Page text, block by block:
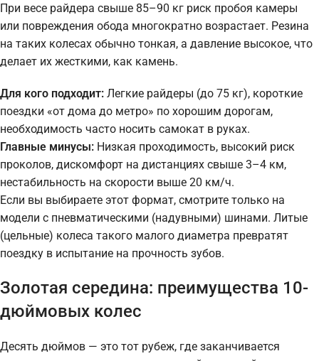
При весе райдера свыше 85–90 кг риск пробоя камеры
или повреждения обода многократно возрастает. Резина
на таких колесах обычно тонкая, а давление высокое, что
делает их жесткими, как камень.
Для кого подходит: Легкие райдеры (до 75 кг), короткие
поездки «от дома до метро» по хорошим дорогам,
необходимость часто носить самокат в руках.
Главные минусы: Низкая проходимость, высокий риск
проколов, дискомфорт на дистанциях свыше 3–4 км,
нестабильность на скорости выше 20 км/ч.
Если вы выбираете этот формат, смотрите только на
модели с пневматическими (надувными) шинами. Литые
(цельные) колеса такого малого диаметра превратят
поездку в испытание на прочность зубов.
Золотая середина: преимущества 10-
дюймовых колес
Десять дюймов — это тот рубеж, где заканчивается